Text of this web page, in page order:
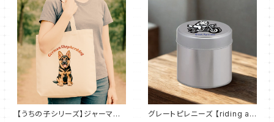
【うちの子シリーズ】ジャーマン
グレートピレニーズ 【riding a